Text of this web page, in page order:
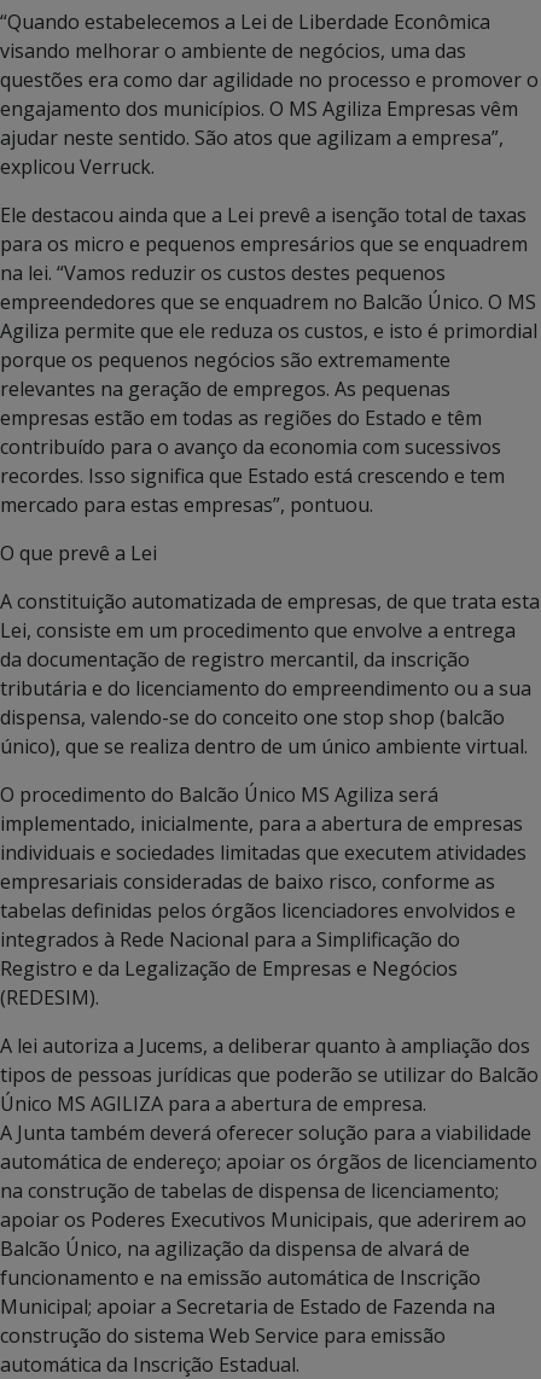
“Quando estabelecemos a Lei de Liberdade Econômica
visando melhorar o ambiente de negócios, uma das
questões era como dar agilidade no processo e promover o
engajamento dos municípios. O MS Agiliza Empresas vêm
ajudar neste sentido. São atos que agilizam a empresa”,
explicou Verruck.
Ele destacou ainda que a Lei prevê a isenção total de taxas
para os micro e pequenos empresários que se enquadrem
na lei. “Vamos reduzir os custos destes pequenos
empreendedores que se enquadrem no Balcão Único. O MS
Agiliza permite que ele reduza os custos, e isto é primordial
porque os pequenos negócios são extremamente
relevantes na geração de empregos. As pequenas
empresas estão em todas as regiões do Estado e têm
contribuído para o avanço da economia com sucessivos
recordes. Isso significa que Estado está crescendo e tem
mercado para estas empresas”, pontuou.
O que prevê a Lei
A constituição automatizada de empresas, de que trata esta
Lei, consiste em um procedimento que envolve a entrega
da documentação de registro mercantil, da inscrição
tributária e do licenciamento do empreendimento ou a sua
dispensa, valendo-se do conceito one stop shop (balcão
único), que se realiza dentro de um único ambiente virtual.
O procedimento do Balcão Único MS Agiliza será
implementado, inicialmente, para a abertura de empresas
individuais e sociedades limitadas que executem atividades
empresariais consideradas de baixo risco, conforme as
tabelas definidas pelos órgãos licenciadores envolvidos e
integrados à Rede Nacional para a Simplificação do
Registro e da Legalização de Empresas e Negócios
(REDESIM).
A lei autoriza a Jucems, a deliberar quanto à ampliação dos
tipos de pessoas jurídicas que poderão se utilizar do Balcão
Único MS AGILIZA para a abertura de empresa.
A Junta também deverá oferecer solução para a viabilidade
automática de endereço; apoiar os órgãos de licenciamento
na construção de tabelas de dispensa de licenciamento;
apoiar os Poderes Executivos Municipais, que aderirem ao
Balcão Único, na agilização da dispensa de alvará de
funcionamento e na emissão automática de Inscrição
Municipal; apoiar a Secretaria de Estado de Fazenda na
construção do sistema Web Service para emissão
automática da Inscrição Estadual.